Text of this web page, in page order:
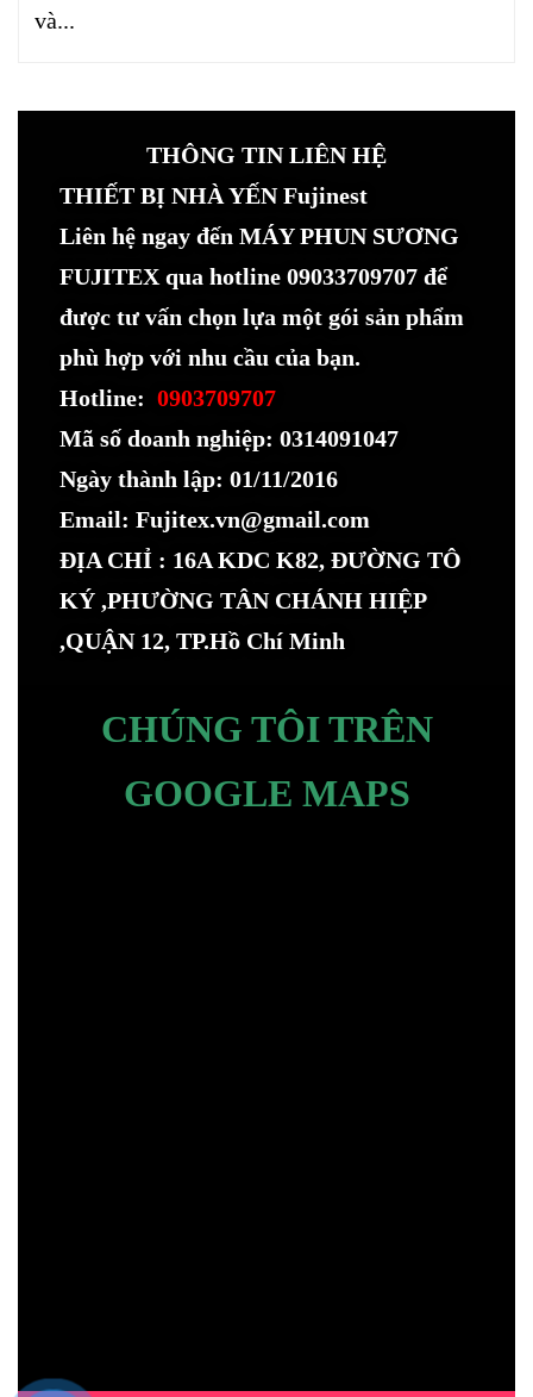
và...
THÔNG TIN LIÊN HỆ
THIẾT BỊ NHÀ YẾN Fujinest
Liên hệ ngay đến MÁY PHUN SƯƠNG
FUJITEX qua hotline 09033709707 để
được tư vấn chọn lựa một gói sản phẩm
phù hợp với nhu cầu của bạn.
Hotline: 0903709707
Mã số doanh nghiệp: 0314091047
Ngày thành lập: 01/11/2016
Email: Fujitex.vn@gmail.com
ĐỊA CHỈ : 16A KDC K82, ĐƯỜNG TÔ
KÝ ,PHƯỜNG TÂN CHÁNH HIỆP
,QUẬN 12, TP.Hồ Chí Minh
CHÚNG TÔI TRÊN
GOOGLE MAPS